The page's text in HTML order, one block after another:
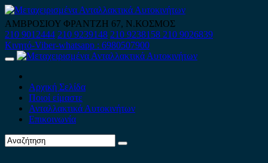
Skip
to
content
ΑΜΒΡΟΣΙΟΥ ΦΡΑΝΤΖΗ 67, Ν.ΚΟΣΜΟΣ
210 9012444 210 9239148 210 9238158 210 9026839
Κινητό-Viber-whatsapp : 6980507900
Primary
Αρχική Σελίδα
Ποιοί είμαστε
Ανταλλακτικά Αυτοκινήτων
Επικοινωνία